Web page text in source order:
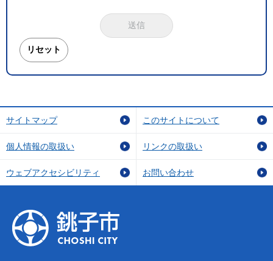
サイトマップ このサイトについて
個人情報の取扱い リンクの取扱い
ウェブアクセシビリティ お問い合わせ